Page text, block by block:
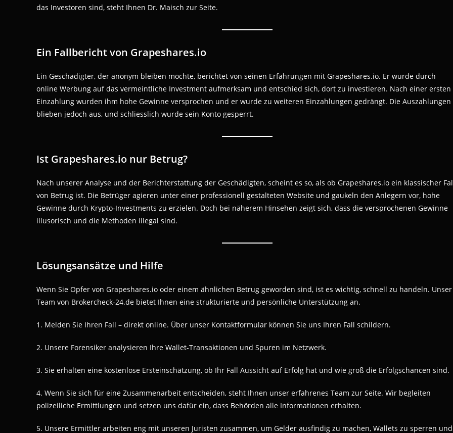
das Investoren sind, steht Ihnen Dr. Maisch zur Seite.
Ein Fallbericht von Grapeshares.io
Ein Geschädigter, der anonym bleiben möchte, berichtet von seinen Erfahrungen mit Grapeshares.io. Er wurde durch
online Werbung auf das vermeintliche Investment aufmerksam und entschied sich, dort zu investieren. Nach einer ersten
Einzahlung wurden ihm hohe Gewinne versprochen und er wurde zu weiteren Einzahlungen gedrängt. Die Auszahlungen
blieben jedoch aus, und schliesslich wurde sein Konto gesperrt.
Ist Grapeshares.io nur Betrug?
Nach unserer Analyse und der Berichterstattung der Geschädigten, scheint es so, als ob Grapeshares.io ein klassischer
von Betrug ist. Die Betrüger agieren unter einer professionell gestalteten Website und gaukeln den Anlegern vor, hohe
Gewinne durch Krypto-Investments zu erzielen. Doch bei näherem Hinsehen zeigt sich, dass die versprochenen Gewinne
illusorisch und die Methoden illegal sind.
Lösungsansätze und Hilfe
Wenn Sie Opfer von Grapeshares.io oder einem ähnlichen Betrug geworden sind, ist es wichtig, schnell zu handeln. Unser
Team von Brokercheck-24.de bietet Ihnen eine strukturierte und persönliche Unterstützung an.
1. Melden Sie Ihren Fall – direkt online. Über unser Kontaktformular können Sie uns Ihren Fall schildern.
2. Unsere Forensiker analysieren Ihre Wallet-Transaktionen und Spuren im Netzwerk.
3. Sie erhalten eine kostenlose Ersteinschätzung, ob Ihr Fall Aussicht auf Erfolg hat und wie groß die Erfolgschancen sind.
4. Wenn Sie sich für eine Zusammenarbeit entscheiden, steht Ihnen unser erfahrenes Team zur Seite. Wir begleiten
polizeiliche Ermittlungen und setzen uns dafür ein, dass Behörden alle Informationen erhalten.
5. Unsere Ermittler arbeiten eng mit unseren Juristen zusammen, um Gelder ausfindig zu machen, Wallets zu sperren und